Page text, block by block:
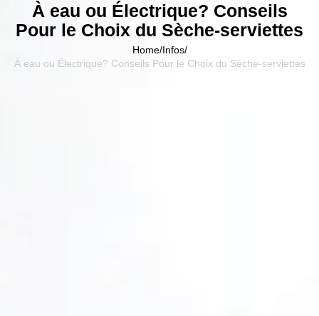
À eau ou Électrique? Conseils
Pour le Choix du Sèche-serviettes
Home/Infos/
À eau ou Électrique? Conseils Pour le Choix du Sèche-serviettes